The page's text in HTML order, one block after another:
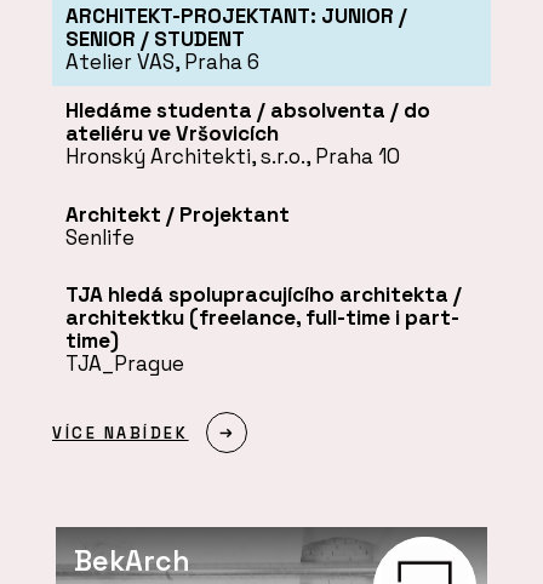
ARCHITEKT-PROJEKTANT: JUNIOR /
SENIOR / STUDENT
Atelier VAS, Praha 6
Hledáme studenta / absolventa / do
ateliéru ve Vršovicích
Hronský Architekti, s.r.o., Praha 10
Architekt / Projektant
Senlife
TJA hledá spolupracujícího architekta /
architektku (freelance, full-time i part-
time)
TJA_Prague
VÍCE NABÍDEK
BekArch